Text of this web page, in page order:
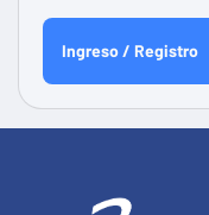
Ingreso / Registro